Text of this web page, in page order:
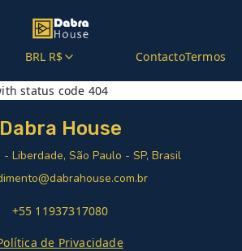
BRL R$ ContactoTermos
status code 404
Dabra House
- Liberdade, São Paulo - SP, Brasil
+55 11937317080
de Privacidade